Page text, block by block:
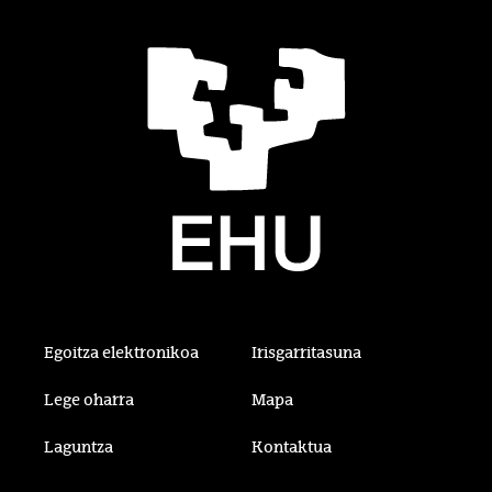
Egoitza elektronikoa Irisgarritasuna
Lege oharra Mapa
Laguntza Kontaktua